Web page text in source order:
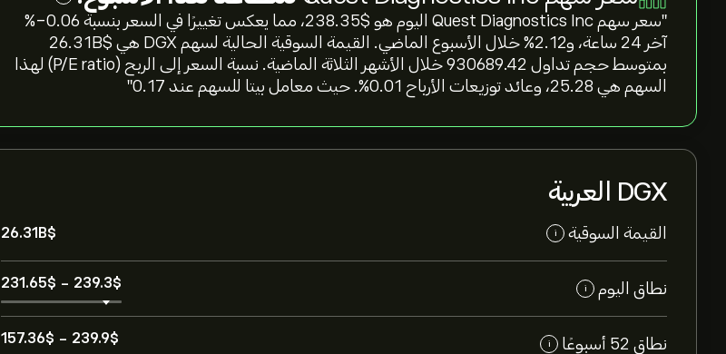
"سعر سهم Quest Diagnostics Inc اليوم هو 238.35‎$‎، مما يعكس تغييرًا في السعر بنسبة ‎-0.06‎%
آخر 24 ساعة، و‎2.12‎% خلال الأسبوع الماضي. القيمة السوقية الحالية لسهم DGX هي 26.31B‎$‎
بمتوسط حجم تداول 930689.42 خلال الأشهر الثلاثة الماضية. نسبة السعر إلى الربح (P/E ratio) لهذا
السهم هي 25.28، وعائد توزيعات الأرباح 0.01%. حيث معامل بيتا للسهم عند 0.17"
DGX العربية
القيمة السوقية i
26.31B‎$‎
نطاق اليوم i
231.65‎$‎ - 239.3‎$‎
نطاق 52 أسبوعًا i
157.36‎$‎ - 239.9‎$‎